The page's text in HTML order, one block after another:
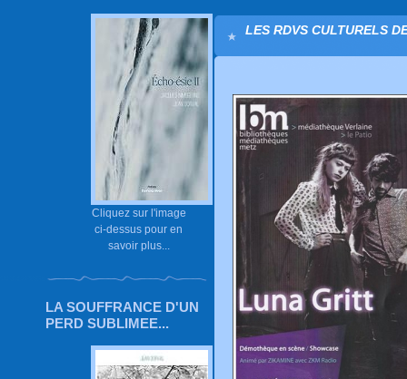
Cliquez sur l'image
ci-dessus pour en
savoir plus...
LA SOUFFRANCE D'UN
PERD SUBLIMEE...
LES RDVS CULTURELS